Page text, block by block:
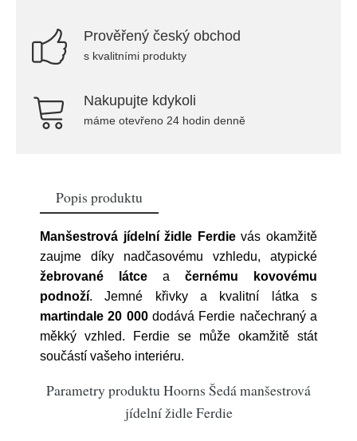
Prověřený český obchod
s kvalitními produkty
Nakupujte kdykoli
máme otevřeno 24 hodin denně
Popis produktu
Manšestrová jídelní židle Ferdievás okamžitě
zaujme díky nadčasovému vzhledu, atypické
žebrované látce a černému kovovému
podnoží. Jemné křivky a kvalitní látka s
martindale 20 000dodává Ferdie načechraný a
měkký vzhled. Ferdie se může okamžitě stát
součástí vašeho interiéru.
Parametry produktu Hoorns Šedá manšestrová
jídelní židle Ferdie